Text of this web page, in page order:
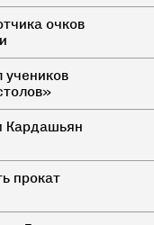
очков
учеников
Кардашьян
прокат